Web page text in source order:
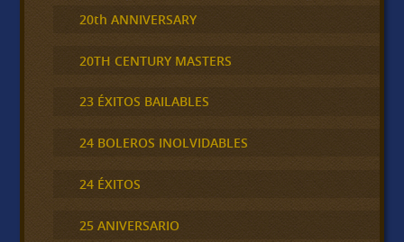
20th ANNIVERSARY
20TH CENTURY MASTERS
23 ÉXITOS BAILABLES
24 BOLEROS INOLVIDABLES
24 ÉXITOS
25 ANIVERSARIO